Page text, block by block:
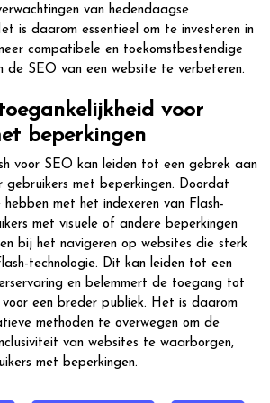
van hedendaagse
is daarom essentieel om te investeren in
compatibele en toekomstbestendige
de SEO van een website te verbeteren.
voor
beperkingen
voor SEO kan leiden tot een gebrek aan
gebruikers met beperkingen. Doordat
hebben met het indexeren van Flash-
met visuele of andere beperkingen
bij het navigeren op websites die sterk
technologie. Dit kan leiden tot een
en belemmert de toegang tot
een breder publiek. Het is daarom
methoden te overwegen om de
van websites te waarborgen,
met beperkingen.